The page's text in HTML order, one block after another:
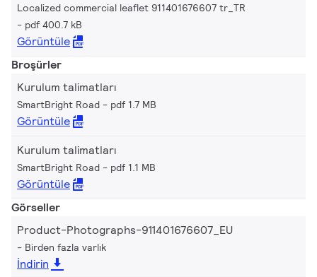
Localized commercial leaflet 911401676607 tr_TR
pdf 400.7 kB
Görüntüle
Broşürler
Kurulum talimatları
SmartBright Road pdf 1.7 MB
Görüntüle
Kurulum talimatları
SmartBright Road pdf 1.1 MB
Görüntüle
Görseller
Product-Photographs-911401676607_EU
Birden fazla varlık
İndirin